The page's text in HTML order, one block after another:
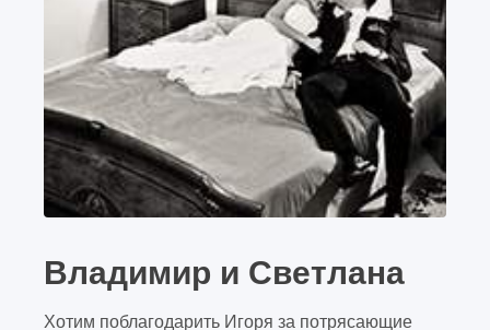
Владимир и Светлана
Хотим поблагодарить Игоря за потрясающие